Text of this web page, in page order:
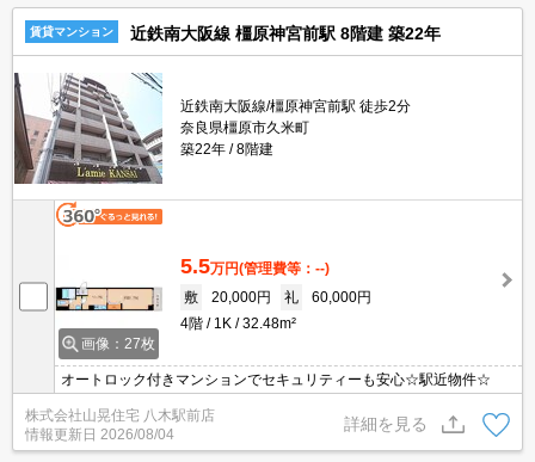
賃貸マンション 近鉄南大阪線 橿原神宮前駅 8階建 築22年
近鉄南大阪線/橿原神宮前駅 徒歩2分
奈良県橿原市久米町
築22年
8階建
画像：27枚
5.5万円(管理費等：--)
敷
20,000円 礼
60,000円
4階
1K 32.48m²
オートロック付きマンションでセキュリティーも安心☆駅近物件☆
株式会社山晃住宅 八木駅前店
情報更新日 2026/08/04
詳細を見る